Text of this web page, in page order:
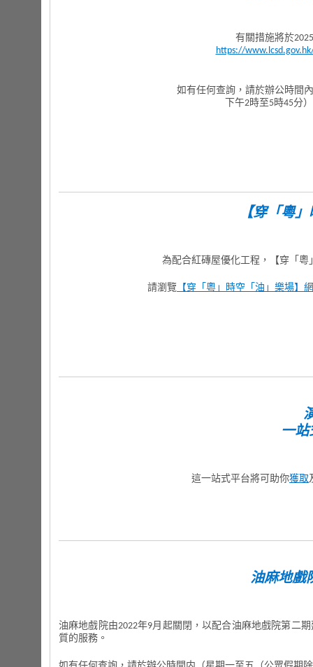
有關措施將於
https://
如有任何查詢，請於辦公時間
下午2時至5時45分
【穿「粵
為配合紅磚屋優化工程，【穿「
請瀏覽 【穿「粵」時空「油」樂場】
一
這一站式平台將可助你獲取
油麻地戲
油麻地戲院由2022年9月起關閉，以配合油麻地戲院第二
質的服務。